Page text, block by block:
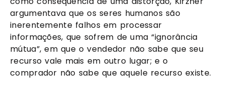
argumentava que os seres humanos são
inerentemente falhos em processar
informações, que sofrem de uma “ignorância
mútua”, em que o vendedor não sabe que seu
recurso vale mais em outro lugar; e o
comprador não sabe que aquele recurso existe.